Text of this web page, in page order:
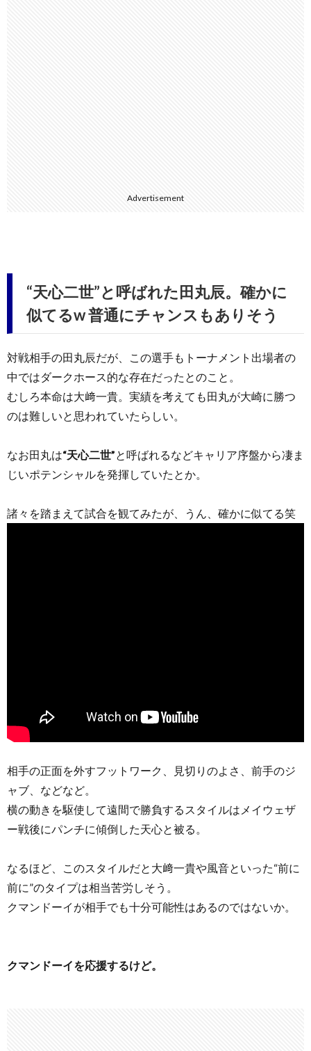
Advertisement
“天心二世”と呼ばれた田丸辰。確かに
似てるw 普通にチャンスもありそう
対戦相手の田丸辰だが、この選手もトーナメント出場者の
中ではダークホース的な存在だったとのこと。
むしろ本命は大﨑一貴。実績を考えても田丸が大崎に勝つ
のは難しいと思われていたらしい。
なお田丸は“天心二世” と呼ばれるなどキャリア序盤から凄ま
じいポテンシャルを発揮していたとか。
諸々を踏まえて試合を観てみたが、うん、確かに似てる笑
相手の正面を外すフットワーク、見切りのよさ、前手のジ
ャブ、などなど。
横の動きを駆使して遠間で勝負するスタイルはメイウェザ
ー戦後にパンチに傾倒した天心と被る。
なるほど、このスタイルだと大﨑一貴や風音といった“前に
前に”のタイプは相当苦労しそう。
クマンドーイが相手でも十分可能性はあるのではないか。
クマンドーイを応援するけど。